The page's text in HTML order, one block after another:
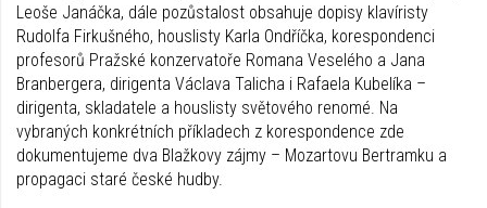
Leoše Janáčka, dále pozůstalost obsahuje dopisy klavíristy
Rudolfa Firkušného, houslisty Karla Ondříčka, korespondenci
profesorů Pražské konzervatoře Romana Veselého a Jana
Branbergera, dirigenta Václava Talicha i Rafaela Kubelíka –
dirigenta, skladatele a houslisty světového renomé. Na
vybraných konkrétních příkladech z korespondence zde
dokumentujeme dva Blažkovy zájmy – Mozartovu Bertramku a
propagaci staré české hudby.